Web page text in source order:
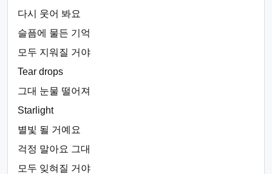
다시 웃어 봐요
슬픔에 물든 기억
모두 지워질 거야
Tear drops
그대 눈물 떨어져
Starlight
별빛 될 거예요
걱정 말아요 그대
모두 잊혀질 거야